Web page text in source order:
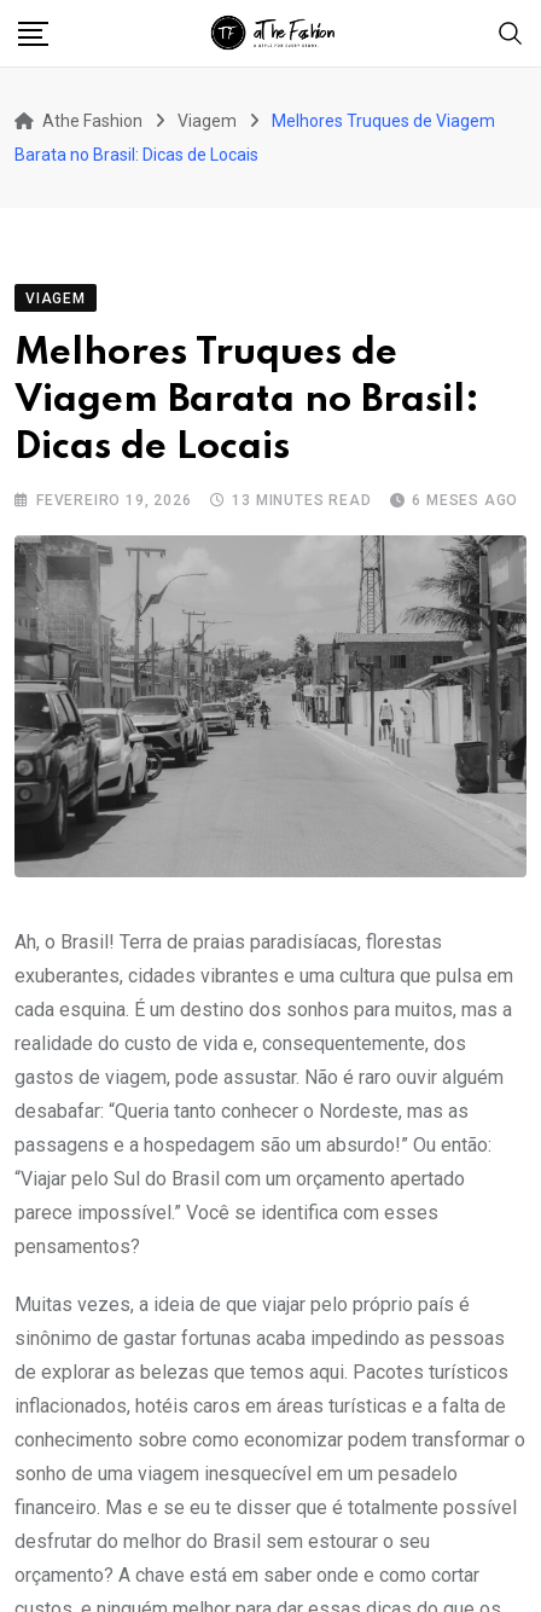
Athe Fashion Viagem
Melhores Truques de Viagem
Barata no Brasil: Dicas de Locais
VIAGEM
Melhores Truques de
Viagem Barata no Brasil:
Dicas de Locais
FEVEREIRO 19, 2026 13 MINUTES READ 6 MESES AGO
Ah, o Brasil! Terra de praias paradisíacas, florestas
exuberantes, cidades vibrantes e uma cultura que pulsa em
cada esquina. É um destino dos sonhos para muitos, mas a
realidade do custo de vida e, consequentemente, dos
gastos de viagem, pode assustar. Não é raro ouvir alguém
desabafar: “Queria tanto conhecer o Nordeste, mas as
passagens e a hospedagem são um absurdo!” Ou então:
“Viajar pelo Sul do Brasil com um orçamento apertado
parece impossível.” Você se identifica com esses
pensamentos?
Muitas vezes, a ideia de que viajar pelo próprio país é
sinônimo de gastar fortunas acaba impedindo as pessoas
de explorar as belezas que temos aqui. Pacotes turísticos
inflacionados, hotéis caros em áreas turísticas e a falta de
conhecimento sobre como economizar podem transformar o
sonho de uma viagem inesquecível em um pesadelo
financeiro. Mas e se eu te disser que é totalmente possível
desfrutar do melhor do Brasil sem estourar o seu
orçamento? A chave está em saber onde e como cortar